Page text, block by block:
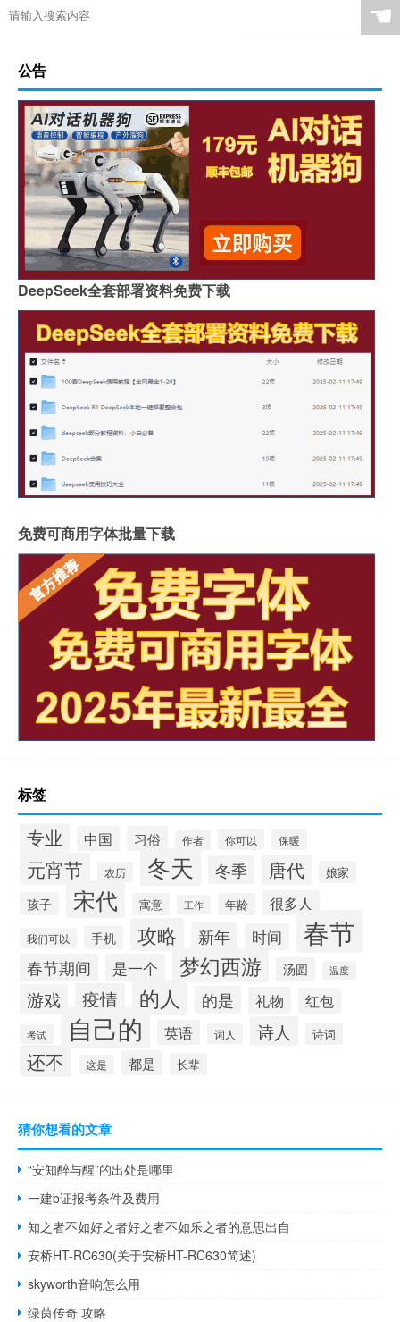
☚
公告
DeepSeek全套部署资料免费下载
免费可商用字体批量下载
标签
专业 中国 习俗 作者 你可以 保暖
元宵节 农历 冬天 冬季 唐代 娘家
孩子 宋代 寓意 工作 年龄 很多人
我们可以 手机 攻略 新年 时间 春节
春节期间 是一个 梦幻西游 汤圆 温度
游戏 疫情 的人 的是 礼物 红包
考试 自己的 英语 词人 诗人 诗词
还不 这是 都是 长辈
猜你想看的文章
“安知醉与醒”的出处是哪里
一建b证报考条件及费用
知之者不如好之者好之者不如乐之者的意思出自
安桥HT-RC630(关于安桥HT-RC630简述)
skyworth音响怎么用
绿茵传奇 攻略